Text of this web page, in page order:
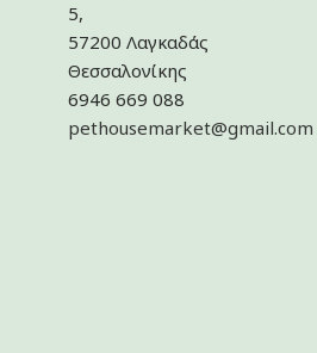
5,
57200 Λαγκαδάς
Θεσσαλονίκης
6946 669 088
pethousemarket@gmail.com